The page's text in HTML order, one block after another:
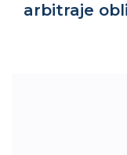
arbitraje